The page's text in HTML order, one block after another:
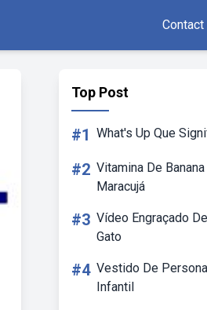
Contact
Top Post
#1 What's Up Que
#2 Vitamina De
Maracujá
#3 Vídeo Engraçado
Gato
#4 Vestido De
Infantil